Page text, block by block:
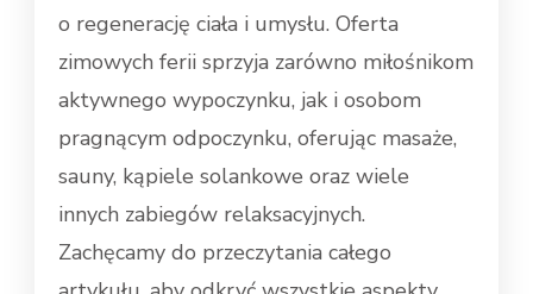
o regenerację ciała i umysłu. Oferta
zimowych ferii sprzyja zarówno miłośnikom
aktywnego wypoczynku, jak i osobom
pragnącym odpoczynku, oferując masaże,
sauny, kąpiele solankowe oraz wiele
innych zabiegów relaksacyjnych.
Zachęcamy do przeczytania całego